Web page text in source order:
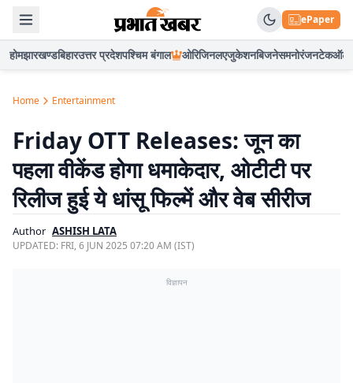
ePaper
होमझारखण्डबिहारउत्तर प्रदेशपश्चिम बंगाल ओरिजिनलएजुकेशनबिजनेसमनोरंजनटेकऑटो
Home Entertainment
Friday OTT Releases: जून का
पहला वीकेंड होगा धमाकेदार, ओटीटी पर
रिलीज हुई ये धांसू फिल्में और वेब सीरीज
Author ASHISH LATA
UPDATED: FRI, 6 JUN 2025 07:20 AM (IST)
विज्ञापन